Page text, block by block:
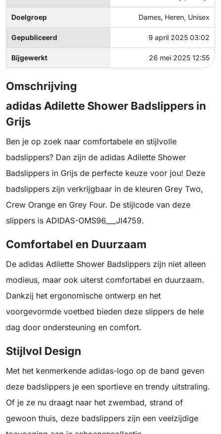
Doelgroep Dames, Heren, Unisex
Gepubliceerd 9 april 2025 03:02
Bijgewerkt 26 mei 2025 12:55
Omschrijving
adidas Adilette Shower Badslippers in
Grijs
Ben je op zoek naar comfortabele en stijlvolle
badslippers? Dan zijn de adidas Adilette Shower
Badslippers in Grijs de perfecte keuze voor jou! Deze
badslippers zijn verkrijgbaar in de kleuren Grey Two,
Crew Orange en Grey Four. De stijlcode van deze
slippers is ADIDAS-OMS96___JI4759.
Comfortabel en Duurzaam
De adidas Adilette Shower Badslippers zijn niet alleen
modieus, maar ook uiterst comfortabel en duurzaam.
Dankzij het ergonomische ontwerp en het
voorgevormde voetbed bieden deze slippers de hele
dag door ondersteuning en comfort.
Stijlvol Design
Met het kenmerkende adidas-logo op de band geven
deze badslippers je een sportieve en trendy uitstraling.
Of je ze nu draagt naar het zwembad, strand of
gewoon thuis, deze badslippers zijn een veelzijdige